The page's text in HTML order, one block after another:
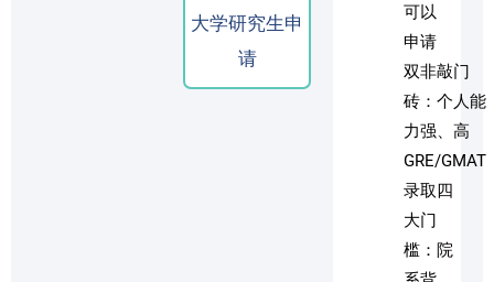
大学研究生申
请
可以
申请
双非敲门
砖：个人能
力强、高
GRE/GMAT
录取四
大门
槛：院